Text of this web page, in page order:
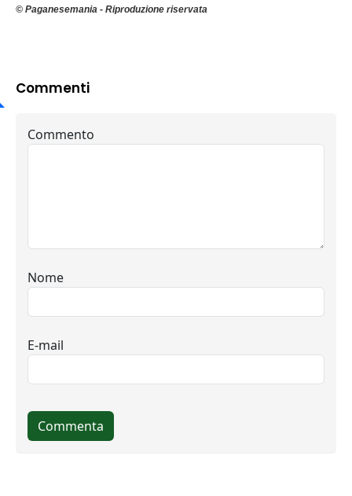
© Paganesemania - Riproduzione riservata
Commenti